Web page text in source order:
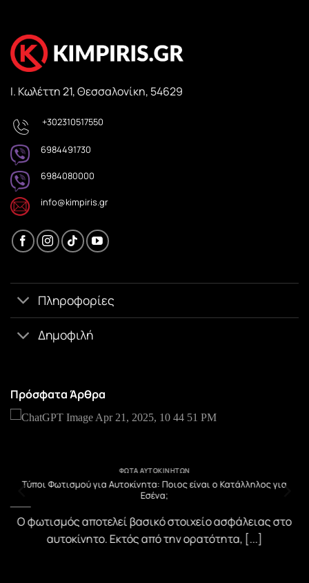
Ι. Κωλέττη 21, Θεσσαλονίκη, 54629
+302310517550
6984491730
6984080000
info@kimpiris.gr
Πληροφορίες
Δημοφιλή
Πρόσφατα Άρθρα
ΦΏΤΑ ΑΥΤΟΚΙΝΉΤΩΝ
Τύποι Φωτισμού για Αυτοκίνητα: Ποιος είναι ο Κατάλληλος για
Εσένα;
Ο φωτισμός αποτελεί βασικό στοιχείο ασφάλειας στο
αυτοκίνητο. Εκτός από την ορατότητα, [...]